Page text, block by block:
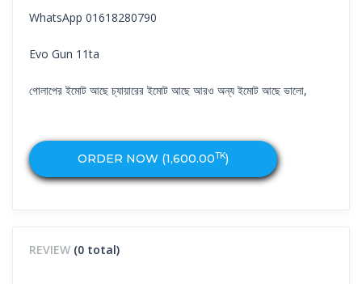
WhatsApp 01618280790
Evo Gun 11ta
গোলাপের ইমোট আছে চ্যায়ারের ইমোট আছে আরও অন্য ইমোট আছে ভালো,
ORDER NOW (1,600.00TK)
REVIEW (0 total)